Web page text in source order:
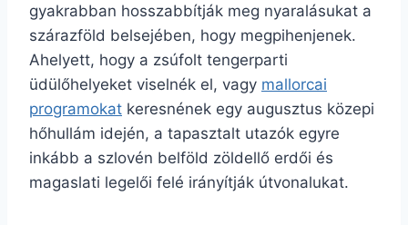
gyakrabban hosszabbítják meg nyaralásukat a
szárazföld belsejében, hogy megpihenjenek.
Ahelyett, hogy a zsúfolt tengerparti
üdülőhelyeket viselnék el, vagy mallorcai
programokat keresnének egy augusztus közepi
hőhullám idején, a tapasztalt utazók egyre
inkább a szlovén belföld zöldellő erdői és
magaslati legelői felé irányítják útvonalukat.